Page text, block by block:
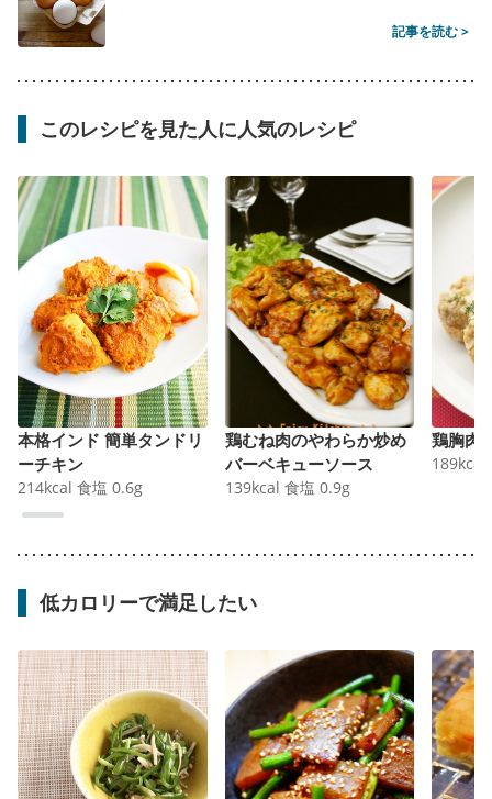
記事を読む >
このレシピを見た人に人気のレシピ
本格インド 簡単タンドリ
ーチキン
214kcal 食塩 0.6g
鶏むね肉のやわらか炒め
バーベキューソース
139kcal 食塩 0.9g
鶏胸肉
189kcal
低カロリーで満足したい